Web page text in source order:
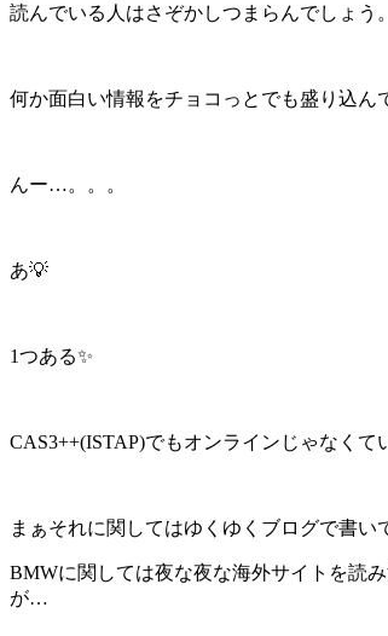
読んでいる人はさぞかしつまらんでしょう
何か面白い情報をチョコっとでも盛り込
んー…。。。
あ💡
1つある✨
CAS3++(ISTAP)でもオンラインじゃなくて
まぁそれに関してはゆくゆくブログで書い
BMWに関しては夜な夜な海外サイトを読
が…